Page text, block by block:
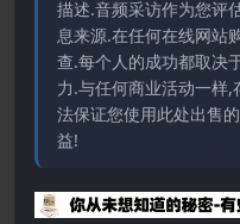
描述.音频采访作为您评
息来源.在任何在线网站
查.每个人的成功都取决
力.与任何商业活动一样
法保证您使用此处出售
益!